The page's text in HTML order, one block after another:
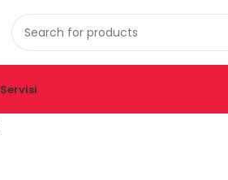
Servisi